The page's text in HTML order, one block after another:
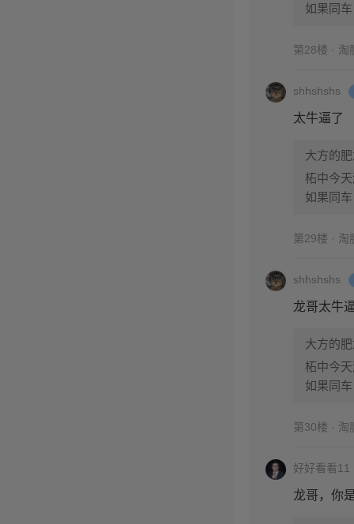
如果同
第28楼 · 淘
shhshshs
太牛逼了
大方的
柘中今
如果同
第29楼 · 淘
shhshshs
龙哥太牛
大方的
柘中今
如果同
第30楼 · 淘
好好看看11
龙哥，你